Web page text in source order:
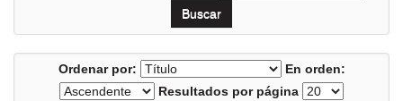
Ordenar por:
En orden:
Resultados por página